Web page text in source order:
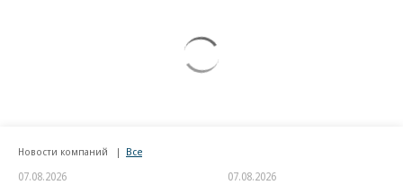
Новости компаний Все
07.08.2026 07.08.2026